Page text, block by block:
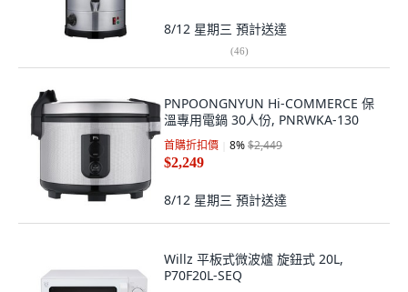
8/12 星期三 預計送達
(46)
PNPOONGNYUN Hi-COMMERCE 保
溫專用電鍋 30人份, PNRWKA-130
首購折扣價 8%$2,449
$2,249
8/12 星期三 預計送達
Willz 平板式微波爐 旋鈕式 20L,
P70F20L-SEQ